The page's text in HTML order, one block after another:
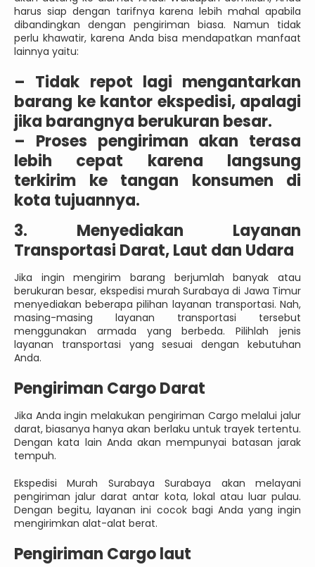
harus siap dengan tarifnya karena lebih mahal apabila
dibandingkan dengan pengiriman biasa. Namun tidak
perlu khawatir, karena Anda bisa mendapatkan manfaat
lainnya yaitu:
– Tidak repot lagi mengantarkan
barang ke kantor ekspedisi, apalagi
jika barangnya berukuran besar.
– Proses pengiriman akan terasa
lebih cepat karena langsung
terkirim ke tangan konsumen di
kota tujuannya.
3. Menyediakan Layanan
Transportasi Darat, Laut dan Udara
Jika ingin mengirim barang berjumlah banyak atau
berukuran besar, ekspedisi murah Surabaya di Jawa Timur
menyediakan beberapa pilihan layanan transportasi. Nah,
masing-masing layanan transportasi tersebut
menggunakan armada yang berbeda. Pilihlah jenis
layanan transportasi yang sesuai dengan kebutuhan
Anda.
Pengiriman Cargo Darat
Jika Anda ingin melakukan pengiriman Cargo melalui jalur
darat, biasanya hanya akan berlaku untuk trayek tertentu.
Dengan kata lain Anda akan mempunyai batasan jarak
tempuh.
Ekspedisi Murah Surabaya Surabaya akan melayani
pengiriman jalur darat antar kota, lokal atau luar pulau.
Dengan begitu, layanan ini cocok bagi Anda yang ingin
mengirimkan alat-alat berat.
Pengiriman Cargo laut